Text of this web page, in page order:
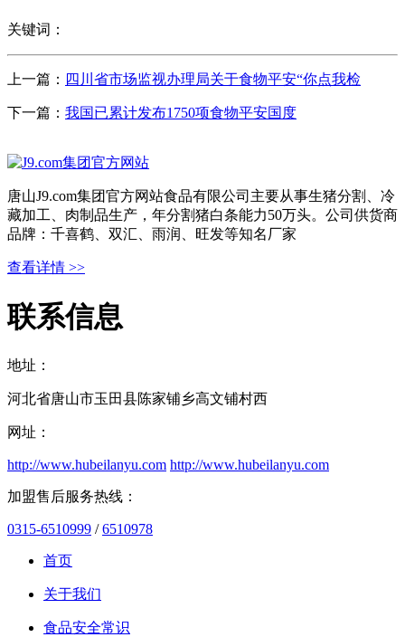
关键词：
上一篇： 四川省市场监视办理局关于食物平安“你点我检
下一篇： 我国已累计发布1750项食物平安国度
唐山J9.com集团官方网站食品有限公司主要从事生猪分割、冷
藏加工、肉制品生产，年分割猪白条能力50万头。公司供货商
品牌：千喜鹤、双汇、雨润、旺发等知名厂家
查看详情 >>
联系信息
地址：
河北省唐山市玉田县陈家铺乡高文铺村西
网址：
http://www.hubeilanyu.com http://www.hubeilanyu.com
加盟售后服务热线：
0315-6510999 /6510978
首页
关于我们
食品安全常识